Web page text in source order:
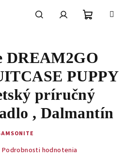
košík
DREAM2GO
PUPPY
príručný
, Dalmantín
Podrobnosti hodnotenia